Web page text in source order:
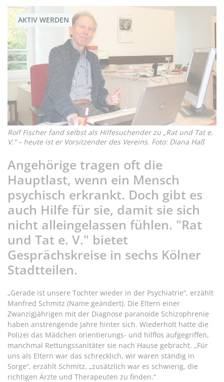
teilentwittern teilen
teilen
AKTIV WERDEN
Rolf Fischer fand selbst als Hilfesuchender zu „Rat und Tat e.
V.“ – heute ist er Vorsitzender des Vereins. Foto: Diana Haß
Angehörige tragen oft die
Hauptlast, wenn ein Mensch
psychisch erkrankt. Doch gibt es
auch Hilfe für sie, damit sie sich
nicht alleingelassen fühlen. "Rat
und Tat e. V." bietet
Gesprächskreise in sechs Kölner
Stadtteilen.
„Gerade ist unsere Tochter wieder in der Psychiatrie“, erzählt
Manfred Schmitz (Name geändert). Die Eltern einer
Zwanzigjährigen mit der Diagnose paranoide Schizophrenie
haben anstrengende Jahre hinter sich. Wiederholt hatte die
Polizei das Mädchen orientierungs- und hilflos aufgegriffen,
manchmal Rettungssanitäter sie nach Hause gebracht. „Für
uns als Eltern war das schrecklich, wir waren ständig in
Sorge“, erzählt Schmitz, „zusätzlich war es schwierig, die
richtigen Ärzte und Therapeuten zu finden.“